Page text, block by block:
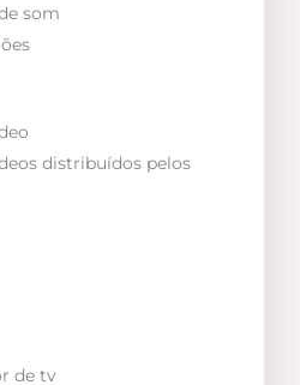
som
distribuídos pelos
de tv